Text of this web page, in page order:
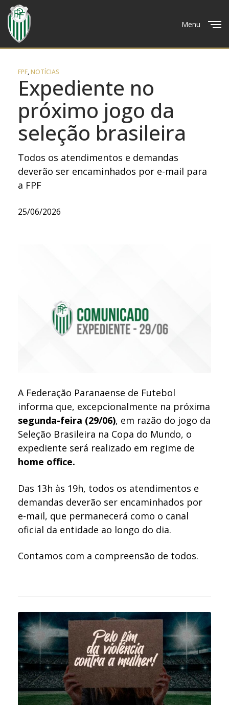
Menu
FPF,NOTÍCIAS
Expediente no
próximo jogo da
seleção brasileira
Todos os atendimentos e demandas
deverão ser encaminhados por e-mail para
a FPF
25/06/2026
A Federação Paranaense de Futebol
informa que, excepcionalmente na próxima
segunda-feira (29/06), em razão do jogo da
Seleção Brasileira na Copa do Mundo, o
expediente será realizado em regime de
home office.
Das 13h às 19h, todos os atendimentos e
demandas deverão ser encaminhados por
e-mail, que permanecerá como o canal
oficial da entidade ao longo do dia.
Contamos com a compreensão de todos.